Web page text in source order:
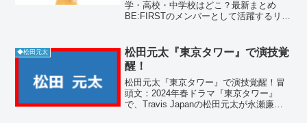
学・高校・中学校はどこ？最新まとめ
BE:FIRSTのメンバーとして活躍するリョ
語・英語・もう一つの言語を自在に操る
語学力は、彼の国際的...
◆松田元太
松田元太『東京タワー』で演技覚
醒！
松田元太『東京タワー』で演技覚醒！冒
頭文：2024年春ドラマ『東京タワー』
で、Travis Japanの松田元太が永瀬廉